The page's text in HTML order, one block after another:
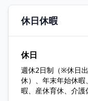
休日休暇
休日
週休2日制（※休日
休）、年末年始休
暇、産休育休、介護